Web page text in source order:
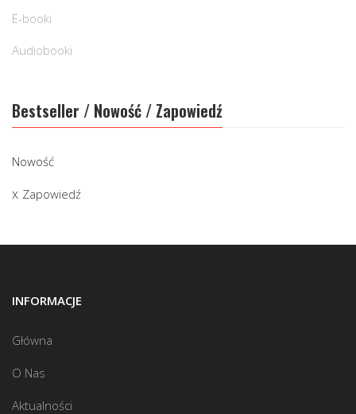
E-booki
Audiobooki
Bestseller / Nowość / Zapowiedź
Nowość
Zapowiedź
INFORMACJE
Główna
O Nas
Aktualności